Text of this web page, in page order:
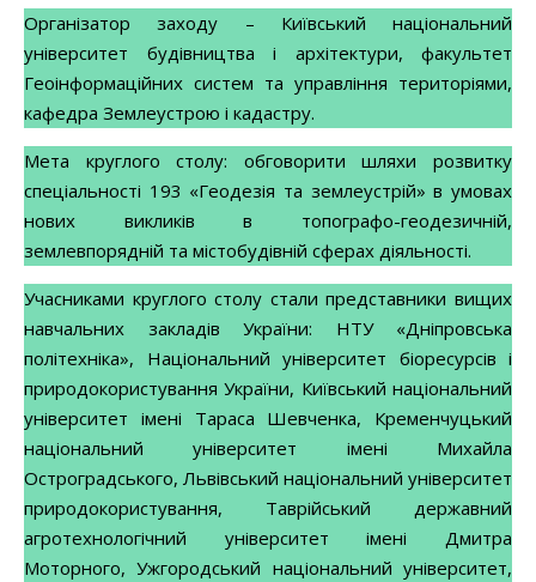
Організатор заходу – Київський національний
університет будівництва і архітектури, факультет
Геоінформаційних систем та управління територіями,
кафедра Землеустрою і кадастру.
Мета круглого столу: обговорити шляхи розвитку
спеціальності 193 «Геодезія та землеустрій» в умовах
нових викликів в топографо-геодезичній,
землевпорядній та містобудівній сферах діяльності.
Учасниками круглого столу стали представники вищих
навчальних закладів України: НТУ «Дніпровська
політехніка», Національний університет біоресурсів і
природокористування України, Київський національний
університет імені Тараса Шевченка, Кременчуцький
національний університет імені Михайла
Остроградського, Львівський національний університет
природокористування, Таврійський державний
агротехнологічний університет імені Дмитра
Моторного, Ужгородський національний університет,